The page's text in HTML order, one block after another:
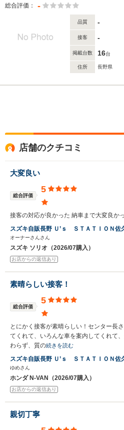
総合評価： -
品質 -
接客 -
掲載台数 16台
住所 長野県
店舗のクチコミ
大変良い
総合評価
5
接客の対応が良かった 納車まで大変良か
スズキ自販長野 Ｕ’ｓ ＳＴＡＴＩＯＮ佐
オーナーさんさん
スズキ ソリオ（2026/07購入）
お店からの返信あり
素晴らしい接客！
総合評価
5
とにかく接客が素晴らしい！センター長
てくれて、いろんな車を案内してくれて
わらず、質の続きを読む
スズキ自販長野 Ｕ’ｓ ＳＴＡＴＩＯＮ佐
ゆめさん
ホンダ N-VAN（2026/07購入）
お店からの返信あり
親切丁寧